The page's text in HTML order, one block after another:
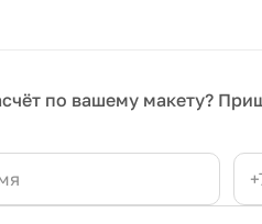
по вашему макету?